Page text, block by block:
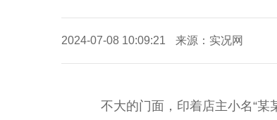
2024-07-08 10:09:21 来源：实况网
不大的门面，印着店主小名“某